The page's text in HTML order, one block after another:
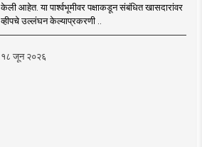
केली आहेत. या पार्श्वभूमीवर पक्षाकडून संबंधित खासदारांवर
व्हीपचे उल्लंघन केल्याप्रकरणी ..
१८ जून २०२६